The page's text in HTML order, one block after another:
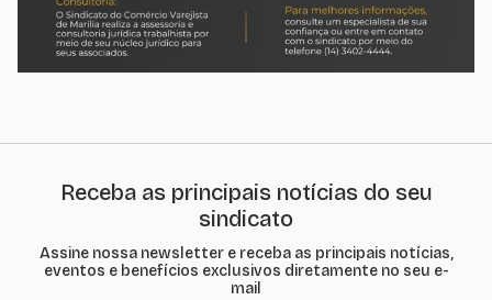
Receba as principais notícias do seu
sindicato
Assine nossa newsletter e receba as principais notícias,
eventos e benefícios exclusivos diretamente no seu e-
mail